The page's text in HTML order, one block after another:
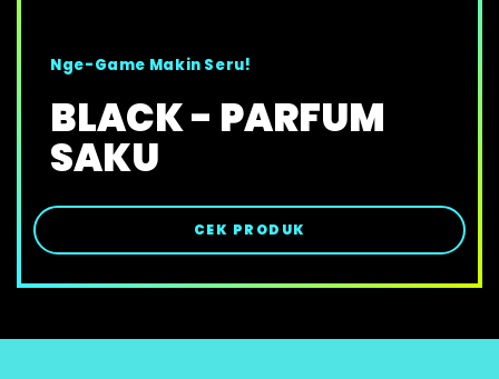
Nge-Game Makin Seru!
BLACK - PARFUM
SAKU
CEK PRODUK